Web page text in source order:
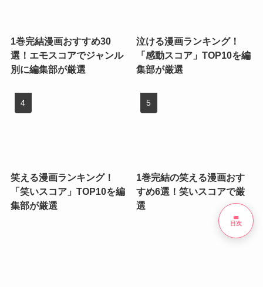
1巻完結漫画おすすめ30
選！エモスコアでジャンル
別に編集部が厳選
泣ける漫画ランキング！
「感動スコア」TOP10を編
集部が厳選
笑える漫画ランキング！
「笑いスコア」TOP10を編
集部が厳選
1巻完結の笑える漫画おす
すめ6選！笑いスコアで厳
選
list
目次